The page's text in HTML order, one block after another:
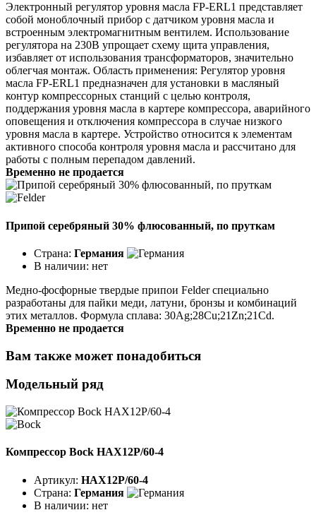
Электронный регулятор уровня масла FP-ERL1 представляет
собой моноблочный прибор с датчиком уровня масла и
встроенным электромагнитным вентилем. Использование
регулятора на 230В упрощает схему щита управления,
избавляет от использования трансформаторов, значительно
облегчая монтаж. Область применения: Регулятор уровня
масла FP-ERL1 предназначен для установки в масляный
контур компрессорных станций с целью контроля,
поддержания уровня масла в картере компрессора, аварийного
оповещения и отключения компрессора в случае низкого
уровня масла в картере. Устройство относится к элементам
активного способа контроля уровня масла и рассчитано для
работы с полным перепадом давлений.
Временно не продается
Припой серебряный 30% флюсованный, по пруткам
Страна: Германия
В наличии: нет
Медно-фосфорные твердые припои Felder специально
разработаны для пайки меди, латуни, бронзы и комбинаций
этих металлов. Формула сплава: 30Ag;28Cu;21Zn;21Cd.
Временно не продается
Вам также может понадобиться
Модельный ряд
Компрессор Bock HAX12P/60-4
Артикул: HAX12P/60-4
Страна: Германия
В наличии: нет